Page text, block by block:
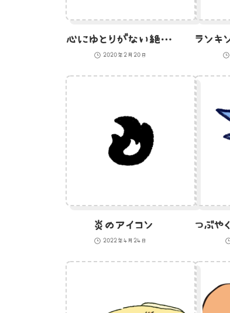
心にゆとりがない絶望状態のひよこのイラスト
2020年2月20日
炎のアイコン
2022年4月24日